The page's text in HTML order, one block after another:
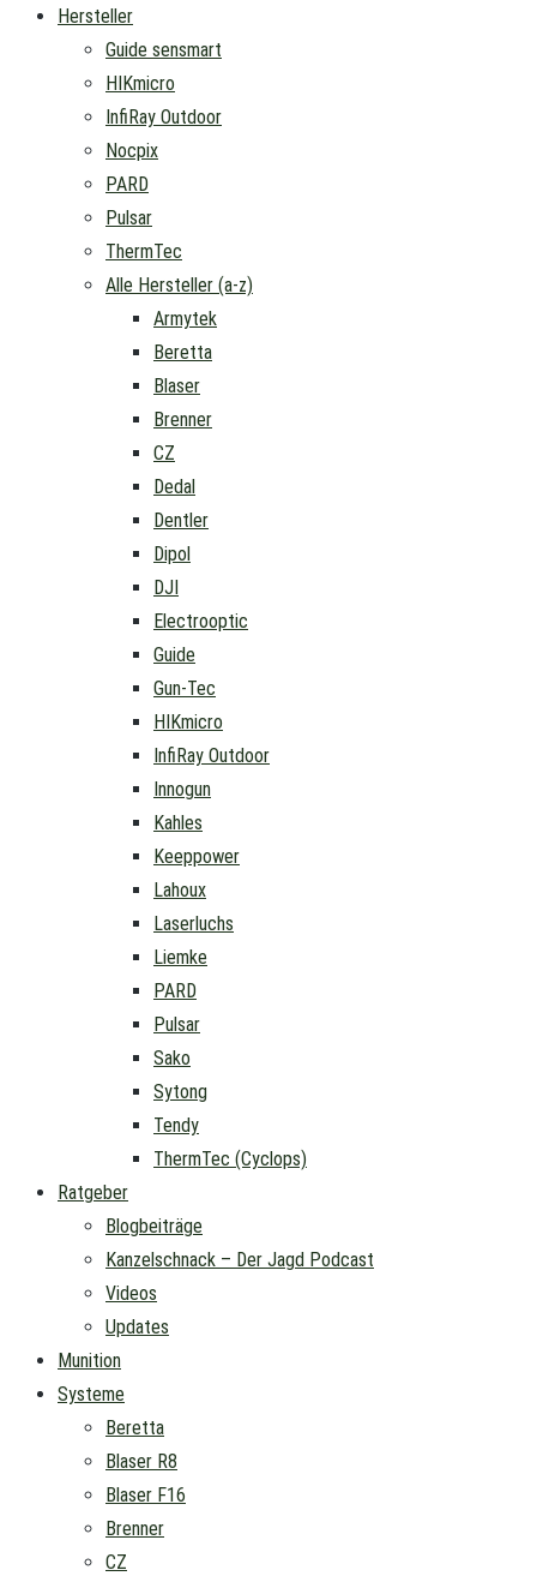
Hersteller
Guide sensmart
HIKmicro
InfiRay Outdoor
Nocpix
PARD
Pulsar
ThermTec
Alle Hersteller (a-z)
Armytek
Beretta
Blaser
Brenner
CZ
Dedal
Dentler
Dipol
DJI
Electrooptic
Guide
Gun-Tec
HIKmicro
InfiRay Outdoor
Innogun
Kahles
Keeppower
Lahoux
Laserluchs
Liemke
PARD
Pulsar
Sako
Sytong
Tendy
ThermTec (Cyclops)
Ratgeber
Blogbeiträge
Kanzelschnack – Der Jagd Podcast
Videos
Updates
Munition
Systeme
Beretta
Blaser R8
Blaser F16
Brenner
CZ